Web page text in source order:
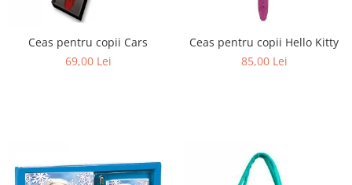
Ceas pentru copii Cars
69,00 Lei
Ceas pentru copii Hello Kitty
85,00 Lei